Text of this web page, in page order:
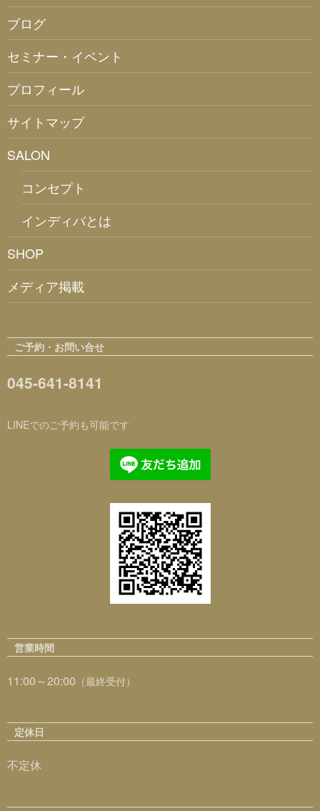
ブログ
セミナー・イベント
プロフィール
サイトマップ
SALON
コンセプト
インディバとは
SHOP
メディア掲載
ご予約・お問い合せ
045-641-8141
LINEでのご予約も可能です
営業時間
11:00～20:00 （最終受付）
定休日
不定休